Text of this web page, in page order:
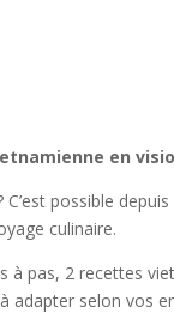
en
C’est possible
culinaire.
pas, 2 recettes
adapter selon vos